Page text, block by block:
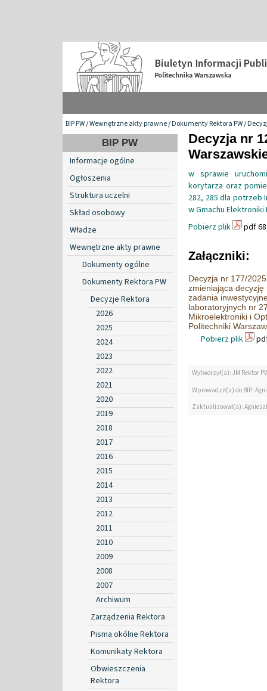
BIP PW/Wewnętrzne akty prawne/Dokumenty Rektora PW/
BIP PW
Informacje ogólne
Ogłoszenia
Struktura uczelni
Skład osobowy
Władze
Wewnętrzne akty prawne
Dokumenty ogólne
Dokumenty Rektora PW
Decyzje Rektora
2026
2025
2024
2023
2022
2021
2020
2019
2018
2017
2016
2015
2014
2013
2012
2011
2010
2009
2008
2007
Archiwum
Zarządzenia Rektora
Pisma okólne Rektora
Komunikaty Rektora
Obwieszczenia
Rektora
Decyzja nr
w sprawie
korytarza oraz
282, 285 dla
w Gmachu
Pobierz plik
pdf
Załączniki:
Decyzja nr 177/
zmieniająca
zadania
laboratoryjnych nr
Mikroelektroniki i
Politechniki
Pobierz plik
Wytworzył(a): JM Rektor
Wprowadził(a) do BIP:
Zaktualizował(a):